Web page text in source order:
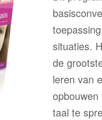
situaties.
de
leren van
taal te